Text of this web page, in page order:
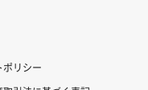
ポリシー